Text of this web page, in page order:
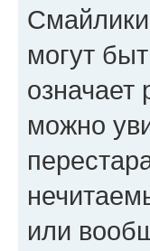
могут
означает
можно
или